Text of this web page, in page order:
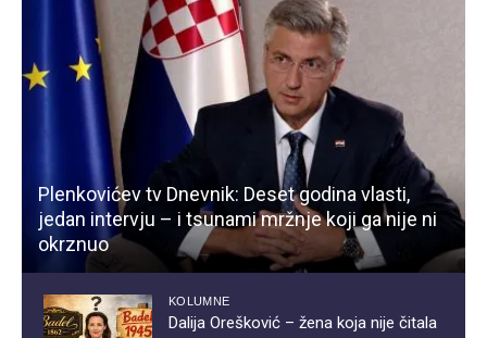
Plenkovićev tv Dnevnik: Deset godina vlasti,
jedan intervju – i tsunami mržnje koji ga nije ni
okrznuo
KOLUMNE
Dalija Orešković – žena koja nije čitala